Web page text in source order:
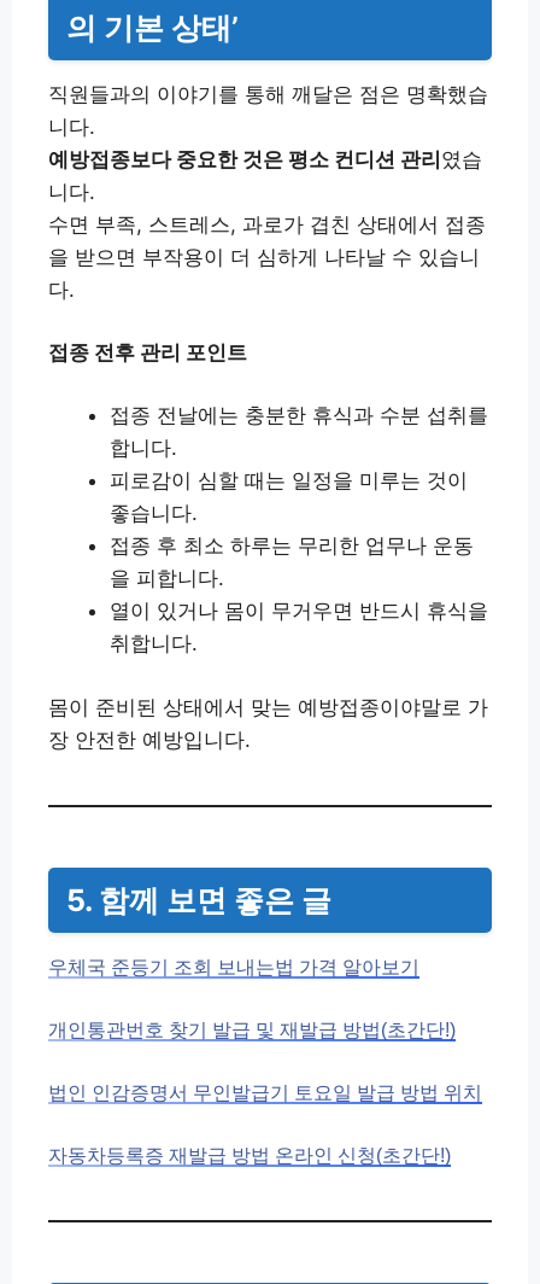
의 기본 상태’
직원들과의 이야기를 통해 깨달은 점은 명확했습
니다.
예방접종보다 중요한 것은 평소 컨디션 관리 였습
니다.
수면 부족, 스트레스, 과로가 겹친 상태에서 접종
을 받으면 부작용이 더 심하게 나타날 수 있습니
다.
접종 전후 관리 포인트
접종 전날에는 충분한 휴식과 수분 섭취를
합니다.
피로감이 심할 때는 일정을 미루는 것이
좋습니다.
접종 후 최소 하루는 무리한 업무나 운동
을 피합니다.
열이 있거나 몸이 무거우면 반드시 휴식을
취합니다.
몸이 준비된 상태에서 맞는 예방접종이야말로 가
장 안전한 예방입니다.
5. 함께 보면 좋은 글
우체국 준등기 조회 보내는법 가격 알아보기
개인통관번호 찾기 발급 및 재발급 방법(초간단!)
법인 인감증명서 무인발급기 토요일 발급 방법 위치
자동차등록증 재발급 방법 온라인 신청(초간단!)